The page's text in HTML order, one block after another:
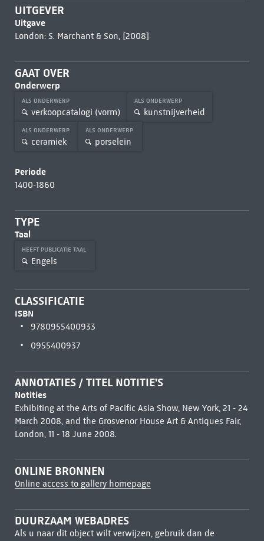
UITGEVER
Uitgave
London: S. Marchant & Son, [2008]
GAAT OVER
Onderwerp
ALS ONDERWERP
verkoopcatalogi (vorm)
ALS ONDERWERP
kunstnijverheid
ALS ONDERWERP
ceramiek
ALS ONDERWERP
porselein
Periode
1400-1860
TYPE
Taal
HEEFT PUBLICATIE TAAL
Engels
CLASSIFICATIE
ISBN
9780955400933
0955400937
ANNOTATIES / TITEL NOTITIE'S
Notities
Exhibiting at the Arts of Pacific Asia Show, New York, 21 - 24
March 2008, and the Grosvenor House Art & Antiques Fair,
London, 11 - 18 June 2008.
ONLINE BRONNEN
Online access to gallery homepage
DUURZAAM WEBADRES
Als u naar dit object wilt verwijzen, gebruik dan de